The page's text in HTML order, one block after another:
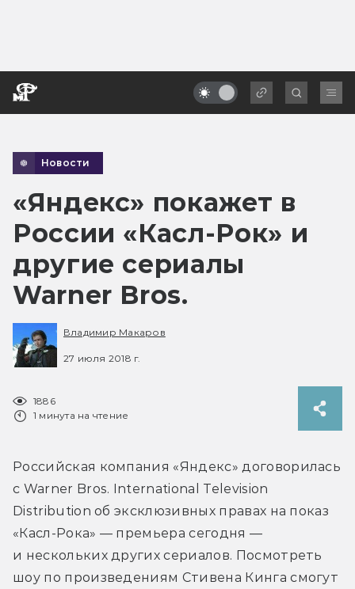
Новости
«Яндекс» покажет в
России «Касл-Рок» и
другие сериалы
Warner Bros.
Владимир Макаров
27 июля 2018 г.
1886
1 минута на чтение
Российская компания «Яндекс» договорилась
с Warner Bros. International Television
Distribution об эксклюзивных правах на показ
«Касл-Рока» — премьера сегодня —
и нескольких других сериалов. Посмотреть
шоу по произведениям Стивена Кинга смогут